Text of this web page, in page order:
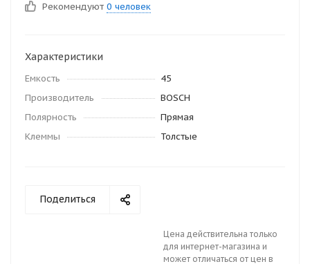
Рекомендуют 0 человек
Характеристики
Емкость
45
Производитель
BOSCH
Полярность
Прямая
Клеммы
Толстые
Поделиться
Цена действительна только
для интернет-магазина и
может отличаться от цен в